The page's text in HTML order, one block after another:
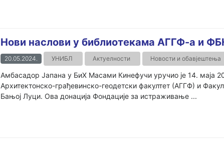
Нови наслови у библиотекама АГГФ-а и
20.05.2024. УНИБЛ Актуелности Новости и обавјештења
Амбасадор Јапана у БиХ Масами Кинефучи уручио је 14. маја
Архитектонско-грађевинско-геодетски факултет (АГГФ) и
Бањој Луци. Ова донација Фондације за истраживање ...